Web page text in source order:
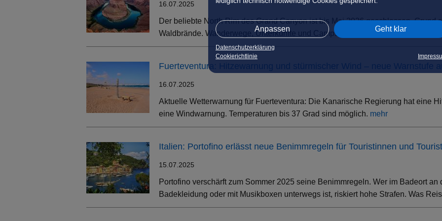
Anpassen Geht klar
Datenschutzerklärung
Cookierichtlinie
16.07.2025
Der beliebte North Rim des Grand Canyon ist bis Mai 2026 geschlossen. Grund
Waldbrände. Wanderwege, Unterkünfte und Campsites sind betroffen – der
Fuerteventura: Hitzewarnung und stürmischer Wind – neue Warnstufe
16.07.2025
Aktuelle Wetterwarnung für Fuerteventura: Die Kanarische Regierung hat eine
eine Windwarnung. Temperaturen bis 37 Grad sind möglich. mehr
Italien: Portofino erlässt neue Benimmregeln für Touristinnen und
15.07.2025
Portofino verschärft zum Sommer 2025 seine Benimmregeln. Wer im Badeort
Badekleidung oder mit Musikboxen unterwegs ist, riskiert hohe Strafen. Was